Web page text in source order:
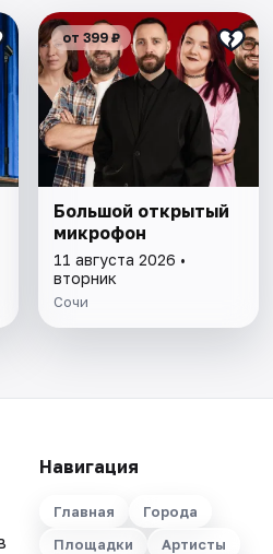
от 399 ₽
Большой открытый
микрофон
11 августа 2026 •
вторник
Сочи
Навигация
Главная
Города
Площадки
Артисты